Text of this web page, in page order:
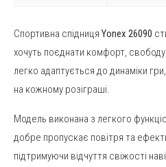
Спортивна спідниця Yonex 26090
хочуть поєднати комфорт, свободу
легко адаптується до динаміки
на кожному розіграші.
Модель виконана з легкого
добре пропускає повітря та
підтримуючи відчуття свіжості